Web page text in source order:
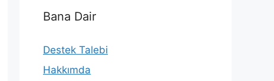
Bana Dair
Destek Talebi
Hakkımda